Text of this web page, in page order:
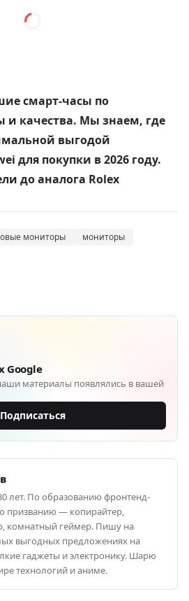
смарт-часы по
качества. Мы знаем, где
выгодой
для покупки в 2026 году.
до аналога Rolex
мониторы
мониторы
Google
материалы появлялись в вашей
Подписаться
лет. По образованию фронтенд-
призванию — копирайтер,
комнатный геймер. Пишу на
выгодных предложениях на
гаджеты и электронику. Шарю
технологий и аниме.